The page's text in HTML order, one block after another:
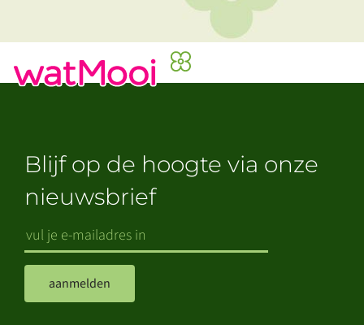
Blijf op de hoogte via onze
nieuwsbrief
aanmelden